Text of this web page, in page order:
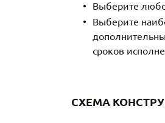
Выберите
Выберите
сроков
СХЕМА